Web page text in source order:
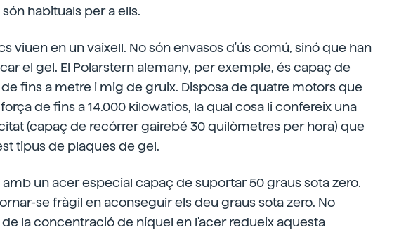
habituals per a ells.
viuen en un vaixell. No són envasos d'ús comú, sinó que han
el gel. El Polarstern alemany, per exemple, és capaç de
fins a metre i mig de gruix. Disposa de quatre motors que
de fins a 14.000 kilowatios, la qual cosa li confereix una
(capaç de recórrer gairebé 30 quilòmetres per hora) que
tipus de plaques de gel.
un acer especial capaç de suportar 50 graus sota zero.
se fràgil en aconseguir els deu graus sota zero. No
la concentració de níquel en l'acer redueix aquesta